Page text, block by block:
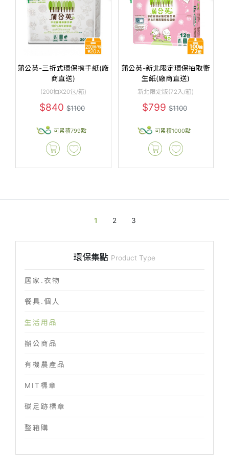
環保集點 Product Type
居家.衣物
餐具.個人
生活用品
辦公商品
有機農產品
MIT標章
碳足跡標章
整箱購
蒲公英-三折式環保擦手紙(廠
商直送)
(200抽X20包/箱)
$840$1100
可累積799點
蒲公英-新北限定環保抽取衛
生紙(廠商直送)
新北限定版(72入/箱)
$799$1100
可累積1000點
1 2 3